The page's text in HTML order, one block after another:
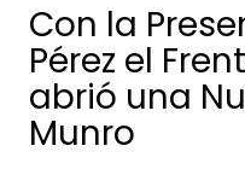
contenido
Con la
Pérez el
abrió una
Munro